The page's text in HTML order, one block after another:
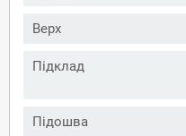
Верх
Підклад
Підошва